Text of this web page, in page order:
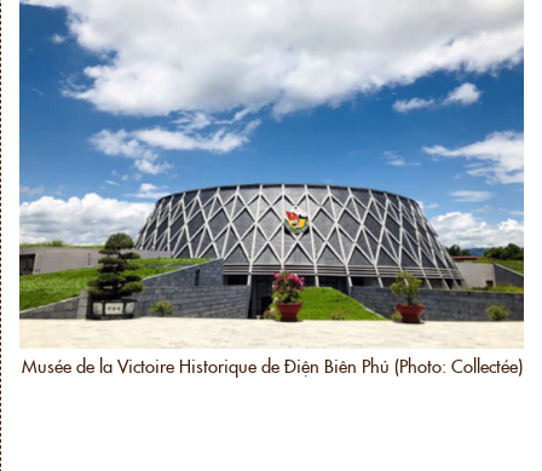
Musée de la Victoire Historique de Điện Biên Phủ (Photo: Collectée)